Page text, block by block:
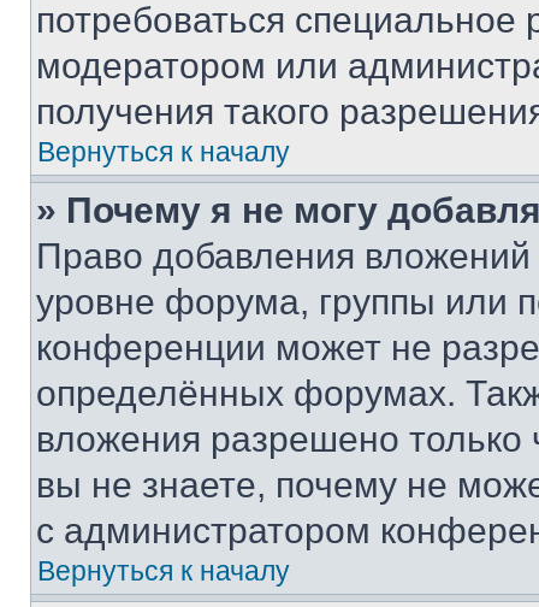
потребоваться
модератором или
получения такого
Вернуться к началу
» Почему я не могу
Право добавления
уровне форума, группы или
конференции может не
определённых форумах.
вложения разрешено
вы не знаете, почему не
с администратором
Вернуться к началу